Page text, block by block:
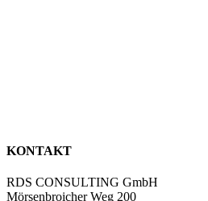
KONTAKT
RDS CONSULTING GmbH
Mörsenbroicher Weg 200